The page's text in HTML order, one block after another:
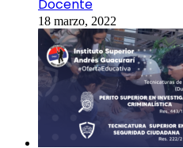
Docente
18 marzo, 2022